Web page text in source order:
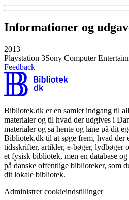
Informationer og
2013
Playstation 3Sony Computer
Feedback
Bibliotek.dk er en samlet indgang til
materialer og til hvad der udgives i
materialer og så hente og låne på dit
Bibliotek.dk til at søge frem, hvad der
tidsskrifter, artikler, e-bøger, lydbøger
et fysisk bibliotek, men en database
på danske offentlige biblioteker, som
dit lokale bibliotek.
Administrer cookieindstillinger